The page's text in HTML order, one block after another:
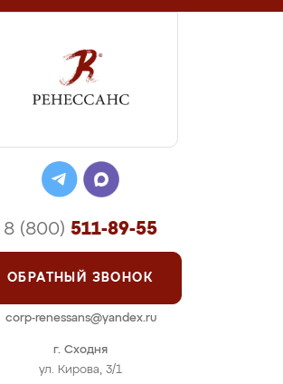
г. Сходня
ул. Кирова, 3/1
8 (800) 511-89-55
ОБРАТНЫЙ ЗВОНОК
corp-renessans@yandex.ru